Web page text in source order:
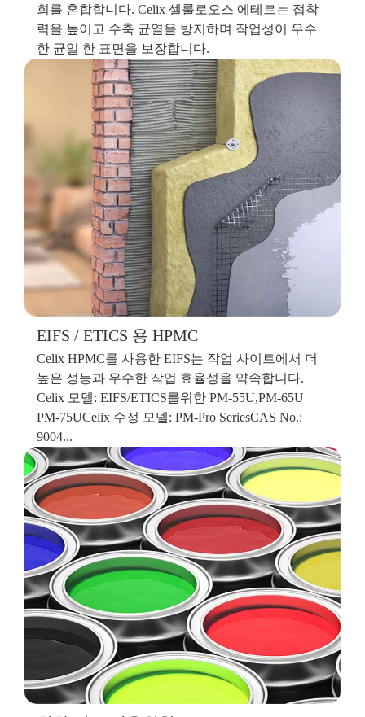
회를 혼합합니다. Celix 셀룰로오스 에테르는 접착
력을 높이고 수축 균열을 방지하며 작업성이 우수
한 균일 한 표면을 보장합니다.
EIFS / ETICS 용 HPMC
Celix HPMC를 사용한 EIFS는 작업 사이트에서 더
높은 성능과 우수한 작업 효율성을 약속합니다.
Celix 모델: EIFS/ETICS를위한 PM-55U,PM-65U
PM-75UCelix 수정 모델: PM-Pro SeriesCAS No.:
9004...